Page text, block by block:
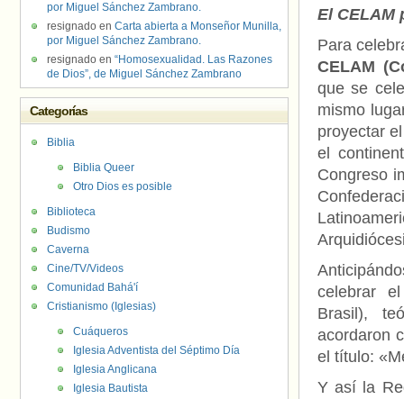
El CELAM
Para
CELAM
que se
mismo
proyectar
el
Congreso
celebrar
Brasil),
acordaron
el título:
Y así la
por Miguel Sánchez Zambrano.
resignado en Carta abierta a Monseñor Munilla,
por Miguel Sánchez Zambrano.
resignado en “Homosexualidad. Las Razones
de Dios”, de Miguel Sánchez Zambrano
Categorías
Biblia
Biblia Queer
Otro Dios es posible
Biblioteca
Budismo
Caverna
Cine/TV/Videos
Comunidad Bahá'í
Cristianismo (Iglesias)
Cuáqueros
Iglesia Adventista del Séptimo Día
Iglesia Anglicana
Iglesia Bautista